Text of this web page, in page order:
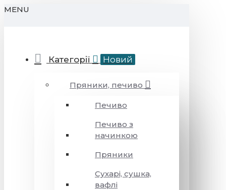
MENU
Категорії Новий
Пряники, печиво
Печиво
Печиво з
начинкою
Пряники
Сухарі, сушка,
вафлі